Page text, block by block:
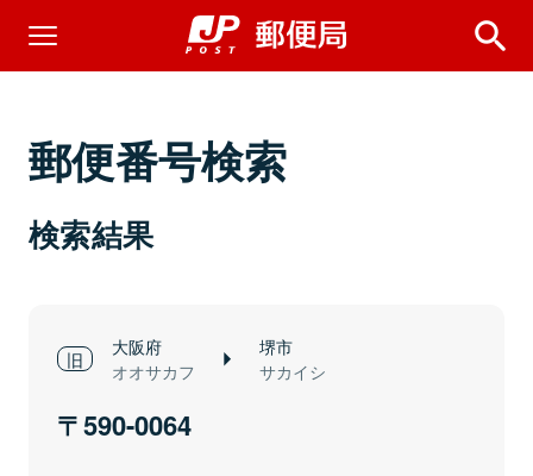
郵便番号検索
検索結果
大阪府
オオサカフ
堺市
サカイシ
590-0064